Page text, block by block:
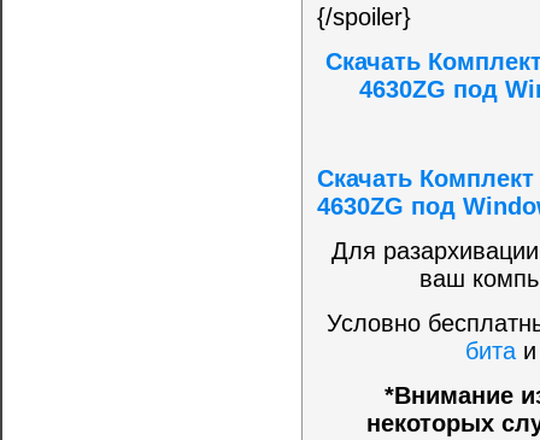
{/spoiler}
Скачать
4630ZG под
Скачать
4630ZG под
Для
ваш
Условно
бита
*Внимание
некоторых